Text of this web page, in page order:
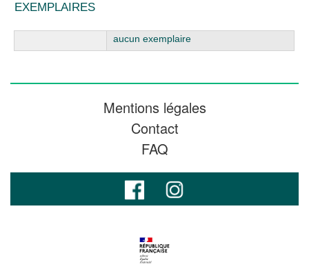
EXEMPLAIRES
aucun exemplaire
Mentions légales
Contact
FAQ